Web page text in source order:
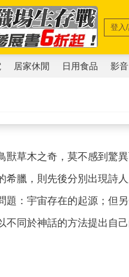
登入
居家休閒 日用食品 影音
獸草木之奇，莫不感到驚
希臘，則先後分別出現詩
題：宇宙存在的起源；但
同於神話的方法提出自